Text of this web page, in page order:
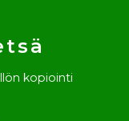
kopiointi